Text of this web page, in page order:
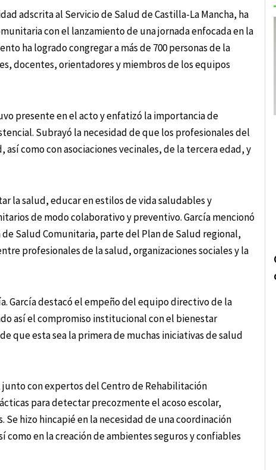
adscrita al Servicio de Salud de Castilla-La Mancha, ha
con el lanzamiento de una jornada enfocada en la
ha logrado congregar a más de 700 personas de la
docentes, orientadores y miembros de los equipos
presente en el acto y enfatizó la importancia de
Subrayó la necesidad de que los profesionales del
como con asociaciones vecinales, de la tercera edad, y
la salud, educar en estilos de vida saludables y
de modo colaborativo y preventivo. García mencionó
Salud Comunitaria, parte del Plan de Salud regional,
profesionales de la salud, organizaciones sociales y la
García destacó el empeño del equipo directivo de la
así el compromiso institucional con el bienestar
que esta sea la primera de muchas iniciativas de salud
con expertos del Centro de Rehabilitación
para detectar precozmente el acoso escolar,
hizo hincapié en la necesidad de una coordinación
en la creación de ambientes seguros y confiables